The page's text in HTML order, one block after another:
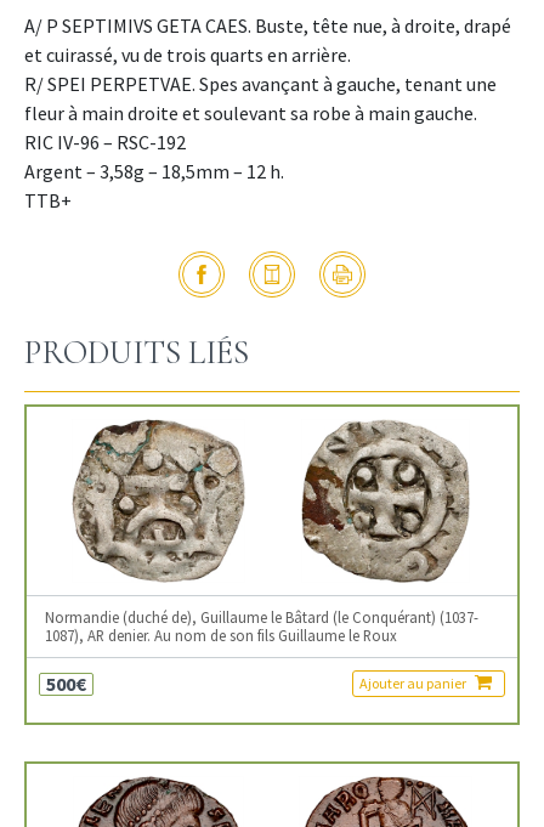
A/ P SEPTIMIVS GETA CAES. Buste, tête nue, à droite, drapé
et cuirassé, vu de trois quarts en arrière.
R/ SPEI PERPETVAE. Spes avançant à gauche, tenant une
fleur à main droite et soulevant sa robe à main gauche.
RIC IV-96 – RSC-192
Argent – 3,58g – 18,5mm – 12 h.
TTB+
PRODUITS LIÉS
Normandie (duché de), Guillaume le Bâtard (le Conquérant) (1037-
1087), AR denier. Au nom de son fils Guillaume le Roux
500€ Ajouter au panier